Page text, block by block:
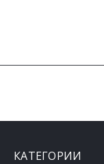
КАТЕГОРИИ